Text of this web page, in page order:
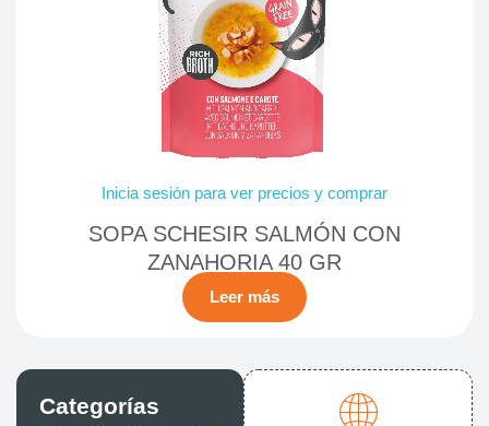
Categorías
Inicia sesión para ver precios y comprar
SOPA SCHESIR SALMÓN CON
ZANAHORIA 40 GR
Leer más